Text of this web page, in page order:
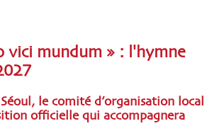
vici mundum » : l'hymne
le comité d’organisation local
officielle qui accompagnera